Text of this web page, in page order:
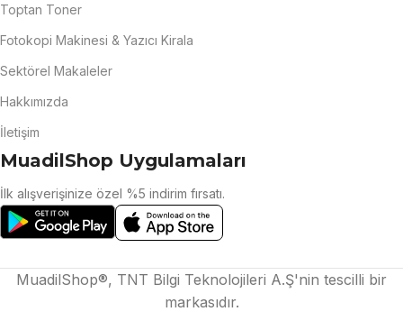
Toptan Toner
Fotokopi Makinesi & Yazıcı Kirala
Sektörel Makaleler
Hakkımızda
İletişim
MuadilShop Uygulamaları
İlk alışverişinize özel %5 indirim fırsatı.
MuadilShop®, TNT Bilgi Teknolojileri A.Ş'nin tescilli bir
markasıdır.